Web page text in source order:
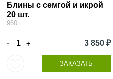
Блины с семгой и икрой
20 шт.
960 г
- + 3 850 ₽
ЗАКАЗАТЬ